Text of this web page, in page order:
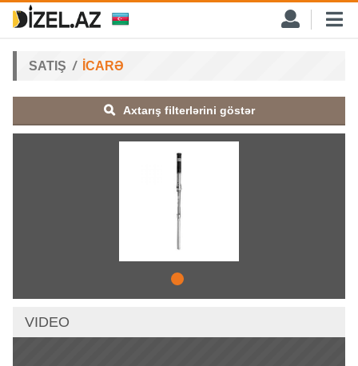
SATIŞ İCARƏ
Axtarış filterlərini göstər
VIDEO